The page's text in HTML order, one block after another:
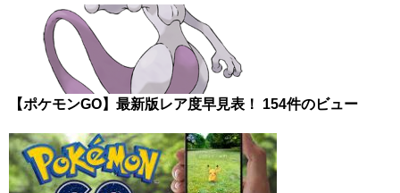
【ポケモンGO】最新版レア度早見表！ 154件のビュー